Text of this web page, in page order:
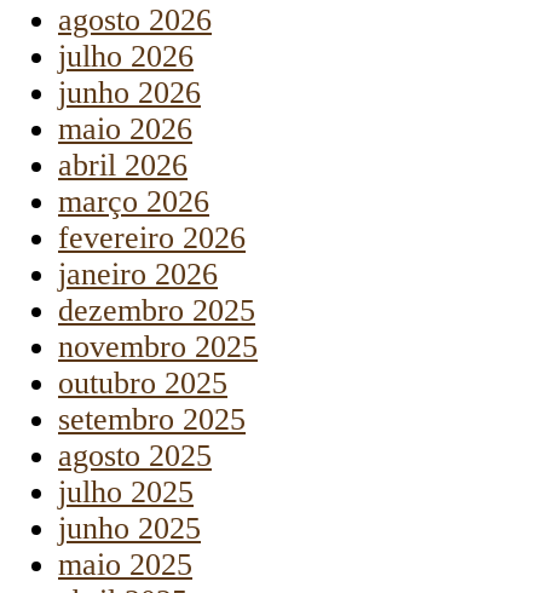
agosto 2026
julho 2026
junho 2026
maio 2026
abril 2026
março 2026
fevereiro 2026
janeiro 2026
dezembro 2025
novembro 2025
outubro 2025
setembro 2025
agosto 2025
julho 2025
junho 2025
maio 2025